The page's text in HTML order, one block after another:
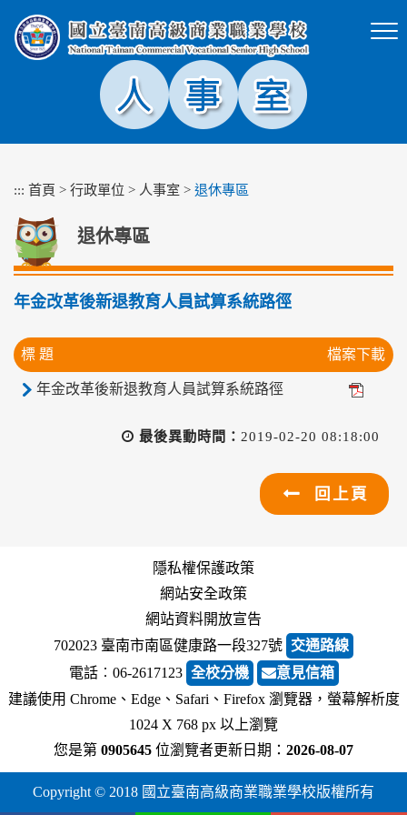
塊
::: 首頁 > 行政單位 > 人事室 > 退休專區
退休專區
年金改革後新退教育人員試算系統路徑
標 題 檔案下載
年金改革後新退教育人員試算系統路徑
最後異動時間： 2019-02-20 08:18:00
回上頁
隱私權保護政策
網站安全政策
網站資料開放宣告
702023 臺南市南區健康路一段327號 交通路線
電話︰06-2617123 全校分機
意見信箱
建議使用 Chrome、Edge、Safari、Firefox 瀏覽器，螢幕解析度
1024 X 768 px 以上瀏覽
您是第 0905645 位瀏覽者更新日期： 2026-08-07
Copyright © 2018 國立臺南高級商業職業學校版權所有